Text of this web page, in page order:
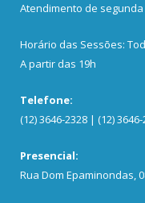
Atendimento de segunda
Horário das Sessões:
A partir das 19h
Telefone:
(12) 3646-2328 | (12)
Presencial:
Rua Dom Epaminondas,